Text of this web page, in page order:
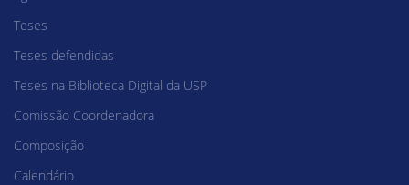
Teses
Teses defendidas
Teses na Biblioteca Digital da USP
Comissão Coordenadora
Composição
Calendário